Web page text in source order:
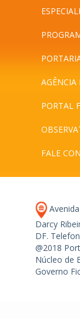
AGÊNCIA
PORTAL
FALE
Darcy
DF.
@2018
Núcleo de
Governo